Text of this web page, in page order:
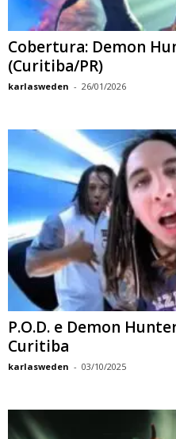
Cobertura: Demon
(Curitiba/PR)
karlasweden - 26/01/2026
P.O.D. e Demon
Curitiba
karlasweden - 03/10/2025